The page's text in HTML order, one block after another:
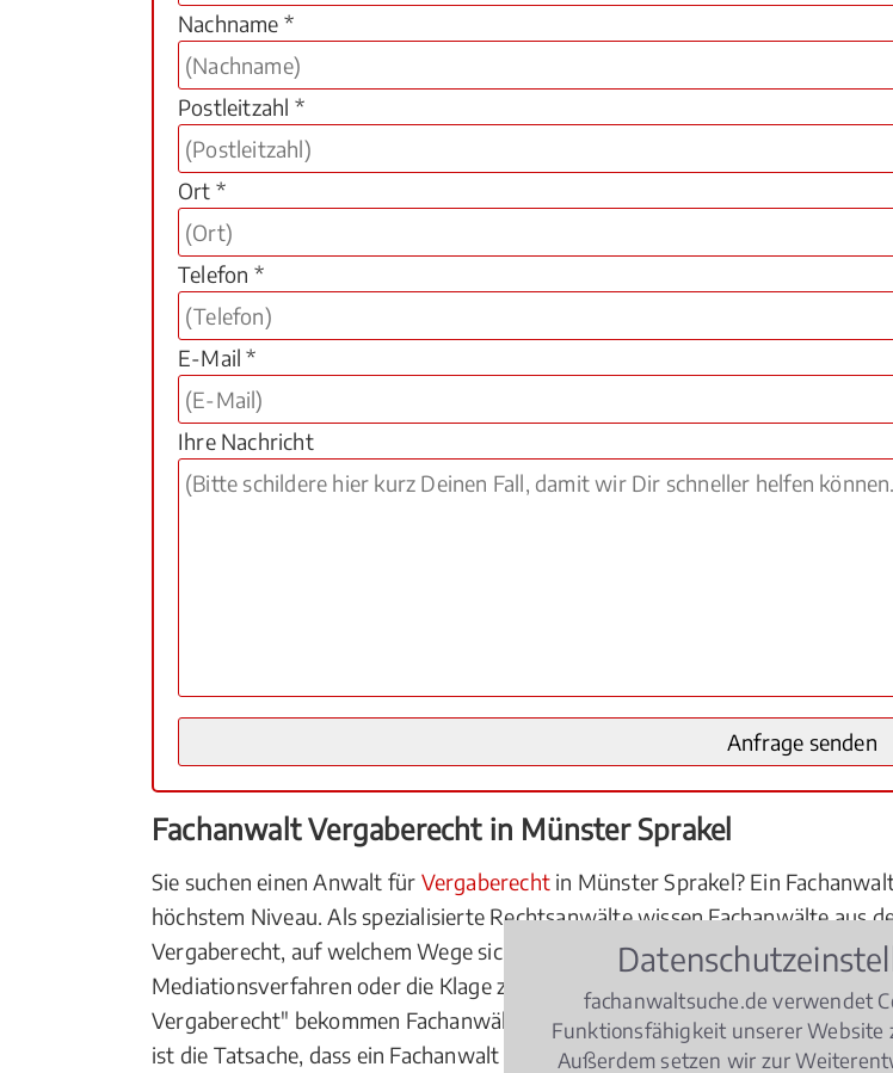
Nachname *
Postleitzahl *
Ort *
Telefon *
E-Mail *
Ihre Nachricht
Fachanwalt Vergaberecht in Münster Sprakel
Sie suchen einen Anwalt für Vergaberecht in Münster Sprakel? Ein
höchstem Niveau. Als spezialisierte Rechtsanwälte wissen Fachanwälte aus
Vergaberecht, auf welchem Wege sich Ihre Rechte am besten durchsetzen
Mediationsverfahren oder die Klage zum Erfolg führt. Die Berechtigung zum
Vergaberecht" bekommen Fachanwälte von der für Münster Sprakel
ist die Tatsache, dass ein Fachanwalt in Münster Sprakel für Sie schnell zur
fachanwaltsuche.de verwendet
Funktionsfähigkeit unserer Website
Außerdem setzen wir zur